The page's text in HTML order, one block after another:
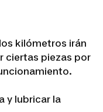
kilómetros irán
ciertas piezas por
y lubricar la